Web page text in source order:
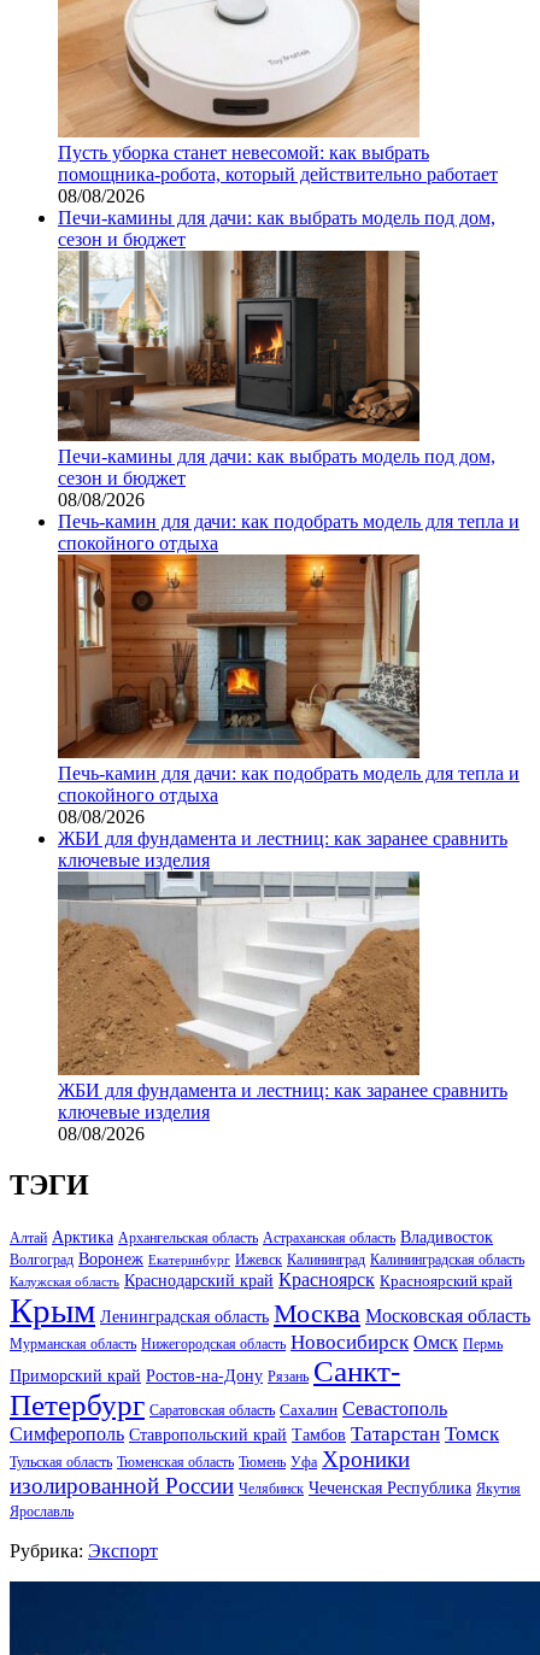
Пусть уборка станет невесомой: как выбрать
помощника‑робота, который действительно работает
08/08/2026
Печи-камины для дачи: как выбрать модель под дом,
сезон и бюджет
Печи-камины для дачи: как выбрать модель под дом,
сезон и бюджет
08/08/2026
Печь-камин для дачи: как подобрать модель для тепла и
спокойного отдыха
Печь-камин для дачи: как подобрать модель для тепла и
спокойного отдыха
08/08/2026
ЖБИ для фундамента и лестниц: как заранее сравнить
ключевые изделия
ЖБИ для фундамента и лестниц: как заранее сравнить
ключевые изделия
08/08/2026
ТЭГИ
Алтай Арктика Архангельская область Астраханская область Владивосток
Волгоград Воронеж Екатеринбург Ижевск Калининград Калининградская область
Калужская область Краснодарский край Красноярск Красноярский край
Крым Ленинградская область Москва Московская область
Мурманская область Нижегородская область Новосибирск Омск Пермь
Приморский край Ростов-на-Дону Рязань Санкт-
Петербург Саратовская область Сахалин Севастополь
Симферополь Ставропольский край Тамбов Татарстан Томск
Тульская область Тюменская область Тюмень Уфа Хроники
изолированной России Челябинск Чеченская Республика Якутия
Ярославль
Рубрика: Экспорт